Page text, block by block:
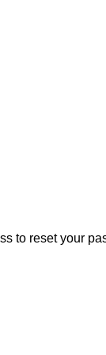
to reset your